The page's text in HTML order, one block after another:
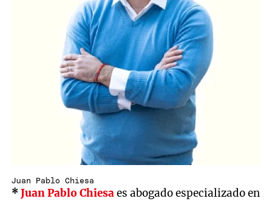
Juan Pablo Chiesa
*Juan Pablo Chiesaes abogado especializado en